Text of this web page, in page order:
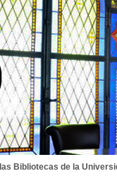
Bibliotecas de la